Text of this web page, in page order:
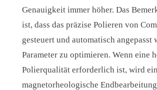
Genauigkeit immer höher. Das
ist, dass das präzise Polieren von
gesteuert und automatisch angepasst
Parameter zu optimieren. Wenn eine
Polierqualität erforderlich ist, wird
magnetorheologische Endbearbeitung